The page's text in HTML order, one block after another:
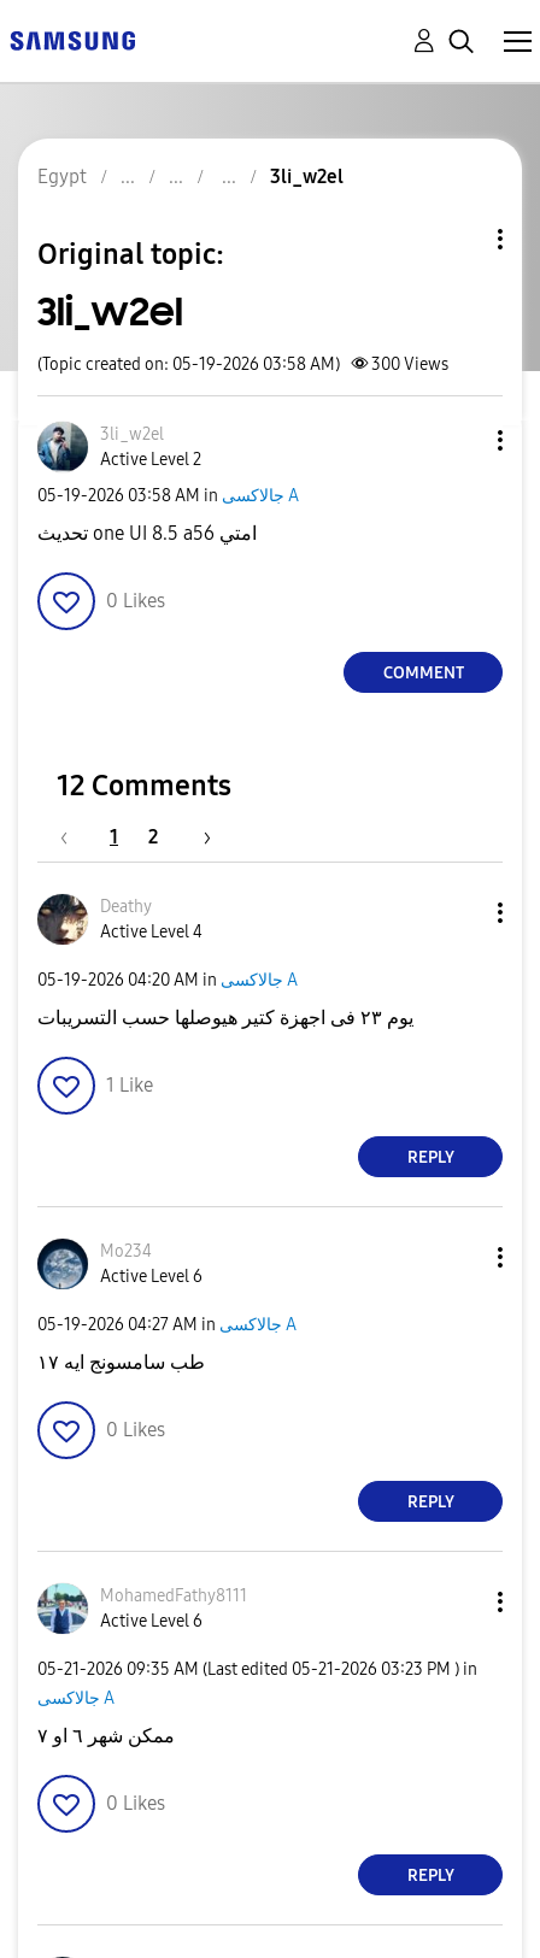
Egypt 3li_w2el
Original topic:
3li_w2el
(Topic created on: 05-19-2026 03:58 AM) 300Views
3li_w2el
Active Level 2
‎05-19-2026 03:58 AM in جالاكسى A
تحديث one UI 8.5 a56 امتي
0 Likes
COMMENT
12 Comments
1 2
Deathy
Active Level 4
‎05-19-2026 04:20 AM in جالاكسى A
يوم ٢٣ فى اجهزة كتير هيوصلها حسب التسريبات
1 Like
REPLY
Mo234
Active Level 6
‎05-19-2026 04:27 AM in جالاكسى A
طب سامسونج ايه ١٧
0 Likes
REPLY
MohamedFathy8111
Active Level 6
‎05-21-2026 09:35 AM (Last edited ‎05-21-2026 03:23 PM ) in
جالاكسى A
ممكن شهر ٦ او ٧
0 Likes
REPLY